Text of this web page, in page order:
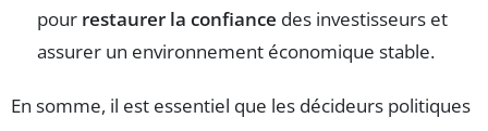
pour restaurer la confiance des investisseurs et
assurer un environnement économique stable.
En somme, il est essentiel que les décideurs politiques